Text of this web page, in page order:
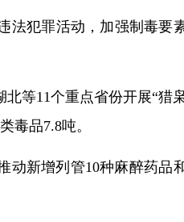
犯罪活动，加强制毒要
等11个重点省份开展“
毒品7.8吨。
动新增列管10种麻醉药